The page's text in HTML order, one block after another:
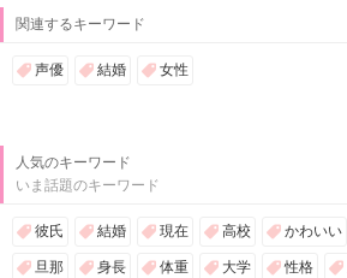
関連するキーワード
声優 結婚 女性
人気のキーワード
いま話題のキーワード
彼氏 結婚 現在 高校 かわいい
旦那 身長 体重 大学 性格